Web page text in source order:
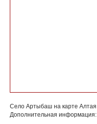
Село Артыбаш на карте Алтая
Дополнительная информация: